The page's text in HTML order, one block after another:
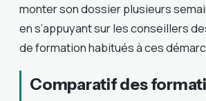
monter son dossier plusieurs
en s’appuyant sur les conseillers
de formation habitués à ces
Comparatif des